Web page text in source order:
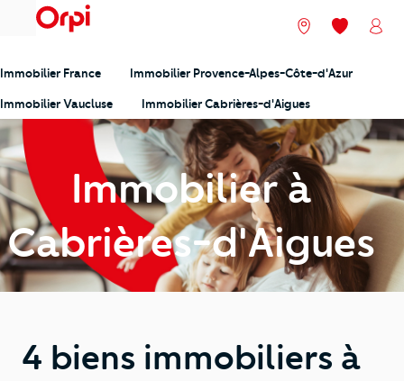
menu Nos agences
Mes
Immobilier France Immobilier Provence-Alpes-Côte-d'Azur
Immobilier Vaucluse Immobilier Cabrières-d'Aigues
Immobilier à
Cabrières-d'Aigues
4 biens immobiliers à